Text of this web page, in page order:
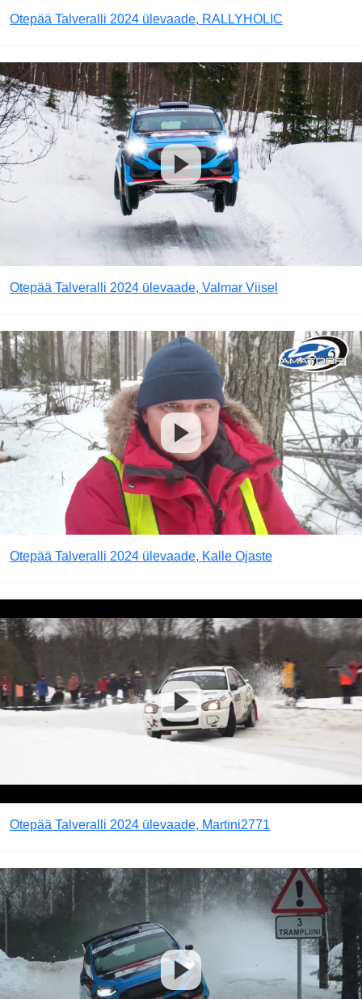
Otepää Talveralli 2024 ülevaade, RALLYHOLIC
Otepää Talveralli 2024 ülevaade, Valmar Viisel
Otepää Talveralli 2024 ülevaade, Kalle Ojaste
Otepää Talveralli 2024 ülevaade, Martini2771